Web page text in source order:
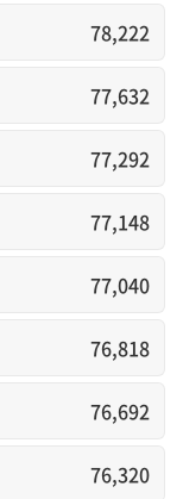
78,222
77,632
77,292
77,148
77,040
76,818
76,692
76,320